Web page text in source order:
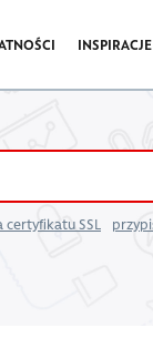
INSPIRACJE
SSL